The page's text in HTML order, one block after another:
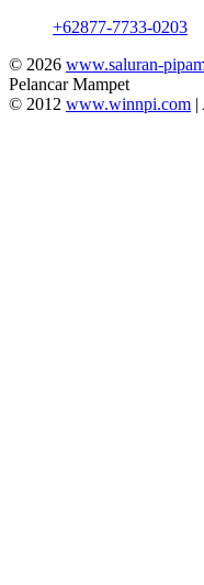
+62877-7733-0203
© 2026 www.saluran-
Pelancar Mampet
© 2012 www.winnpi.com |